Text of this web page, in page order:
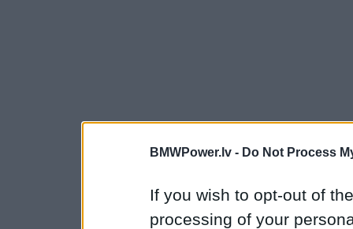
BMWPower.lv - Do Not Process
If you wish to opt-out of
processing of your